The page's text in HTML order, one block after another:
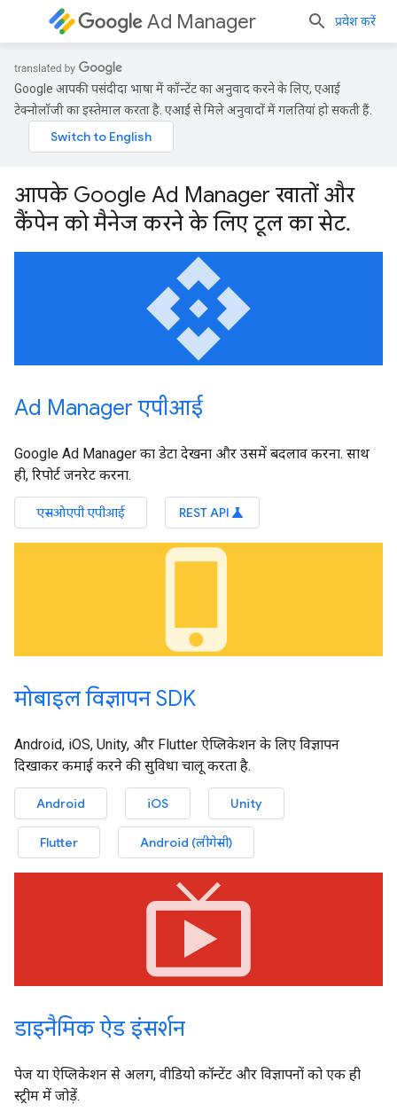
Ad Manager प्रवेश करें
Google आपकी पसंदीदा भाषा में कॉन्टेंट का अनुवाद करने के लिए, एआई
टेक्नोलॉजी का इस्तेमाल करता है. एआई से मिले अनुवादों में गलतियां हो सकती हैं.
आपके Google Ad Manager खातों और
कैंपेन को मैनेज करने के लिए टूल का सेट.
api
Ad Manager एपीआई
Google Ad Manager का डेटा देखना और उसमें बदलाव करना. साथ
ही, रिपोर्ट जनरेट करना.
एसओएपी एपीआई REST API science
phone_iphone
मोबाइल विज्ञापन SDK
Android, iOS, Unity, और Flutter ऐप्लिकेशन के लिए विज्ञापन
दिखाकर कमाई करने की सुविधा चालू करता है.
Android iOS Unity
Flutter Android (लीगेसी)
live_tv
डाइनैमिक ऐड इंसर्शन
पेज या ऐप्लिकेशन से अलग, वीडियो कॉन्टेंट और विज्ञापनों को एक ही
स्ट्रीम में जोड़ें.